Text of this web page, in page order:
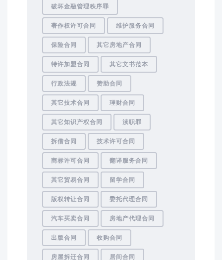
破坏金融管理秩序罪
著作权许可合同 维护服务合同
保险合同 其它房地产合同
特许加盟合同 其它文书范本
行政法规 赞助合同
其它技术合同 理财合同
其它知识产权合同 渎职罪
拆借合同 技术许可合同
商标许可合同 翻译服务合同
其它贸易合同 留学合同
版权转让合同 委托代理合同
汽车买卖合同 房地产代理合同
出版合同 收购合同
房屋拆迁合同 居间合同